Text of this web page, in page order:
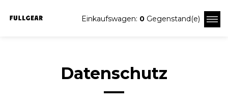
Einkaufswagen: 0 Gegenstand(e)
Datenschutz